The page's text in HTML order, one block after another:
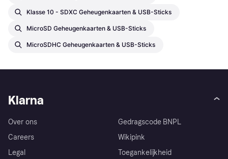
Klasse 10 - SDXC Geheugenkaarten & USB-Sticks
MicroSD Geheugenkaarten & USB-Sticks
MicroSDHC Geheugenkaarten & USB-Sticks
Klarna
Over ons
Careers
Legal
Gedragscode BNPL
Wikipink
Toegankelijkheid